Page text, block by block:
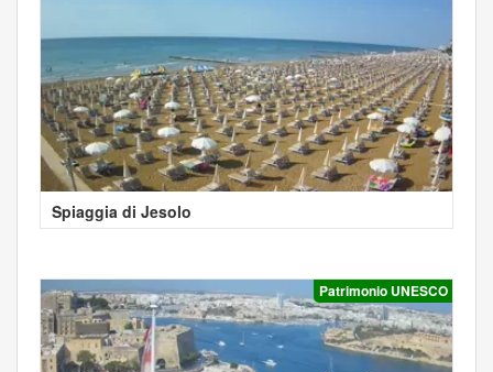
Spiaggia di Jesolo
Patrimonio UNESCO